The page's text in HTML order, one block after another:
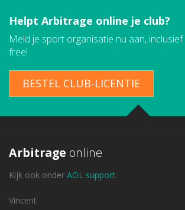
Helpt Arbitrage online je club?
Meld je sport organisatie nu aan, inclusief
free!
BESTEL CLUB-LICENTIE
Arbitrage online
Kijk ook onder AOL support.
Vincent